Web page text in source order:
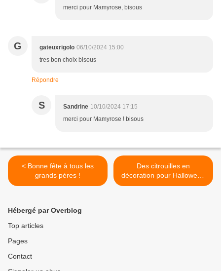
merci pour Mamyrose, bisous
G gateuxrigolo 06/10/2024 15:00
tres bon choix bisous
Répondre
S Sandrine 10/10/2024 17:15
merci pour Mamyrose ! bisous
< Bonne fête à tous les
grands pères !
Des citrouilles en
décoration pour Halloween
>
Hébergé par Overblog
Top articles
Pages
Contact